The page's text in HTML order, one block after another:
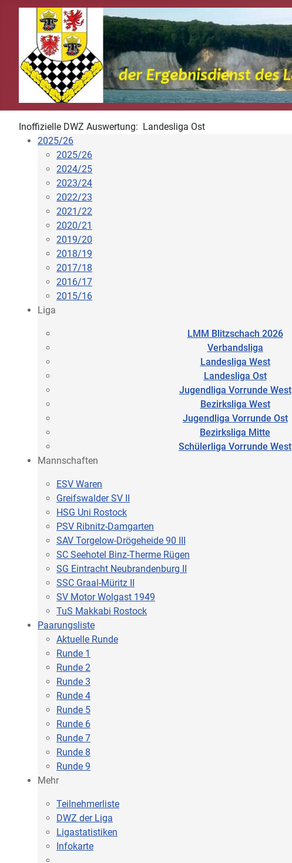
Inoffizielle DWZ Auswertung: Landesliga Ost
2025/26
2025/26
2024/25
2023/24
2022/23
2021/22
2020/21
2019/20
2018/19
2017/18
2016/17
2015/16
Liga
LMM Blitzschach 2026
Verbandsliga
Landesliga West
Landesliga Ost
Jugendliga Vorrunde West
Bezirksliga West
Jugendliga Vorrunde Ost
Bezirksliga Mitte
Schülerliga Vorrunde West
Mannschaften
ESV Waren
Greifswalder SV II
HSG Uni Rostock
PSV Ribnitz-Damgarten
SAV Torgelow-Drögeheide 90 III
SC Seehotel Binz-Therme Rügen
SG Eintracht Neubrandenburg II
SSC Graal-Müritz II
SV Motor Wolgast 1949
TuS Makkabi Rostock
Paarungsliste
Aktuelle Runde
Runde 1
Runde 2
Runde 3
Runde 4
Runde 5
Runde 6
Runde 7
Runde 8
Runde 9
Mehr
Teilnehmerliste
DWZ der Liga
Ligastatistiken
Infokarte